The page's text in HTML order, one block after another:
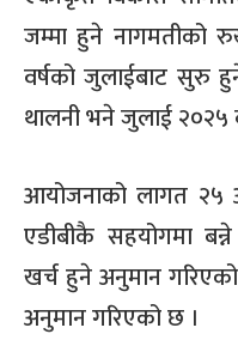
जम्मा हुने
वर्षको जुलाईबाट सुरु
थालनी भने जुलाई
आयोजनाको लागत २५
एडीबीकै सहयोगमा
खर्च हुने अनुमान
अनुमान गरिएको छ ।